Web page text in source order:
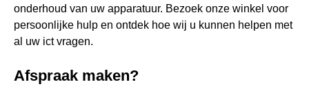
onderhoud van uw apparatuur. Bezoek onze winkel voor
persoonlijke hulp en ontdek hoe wij u kunnen helpen met
al uw ict vragen.
Afspraak maken?